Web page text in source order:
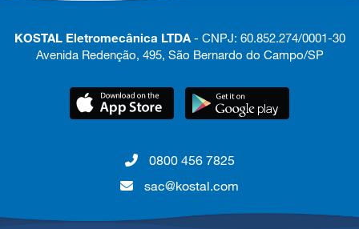
KOSTAL Eletromecânica LTDA- CNPJ: 60.852.274/0001-30
Avenida Redenção, 495, São Bernardo do Campo/SP
0800 456 7825
sac@kostal.com